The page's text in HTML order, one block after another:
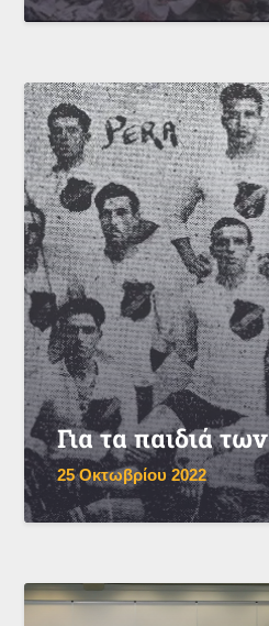
Για τα παιδιά
25 Οκτωβρίου 2022